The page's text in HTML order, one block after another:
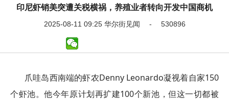
印尼虾销美突遭关税横祸，养殖业者转向开发中国商机
2025-08-11 09:25 华尔街见闻 - 530896
爪哇岛西南端的虾农Denny Leonardo凝视着自家150
个虾池。他今年原计划再扩建100个新池，但这一切都被